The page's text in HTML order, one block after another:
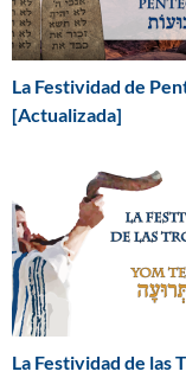
La Festividad de
[Actualizada]
La Festividad de las